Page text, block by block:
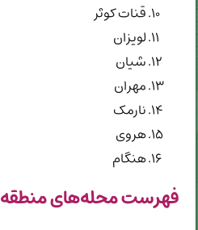
قنات کوثر
لویزان
شیان
مهران
نارمک
هروی
هنگام
فهرست محله‌های منطقه ۵ تهران